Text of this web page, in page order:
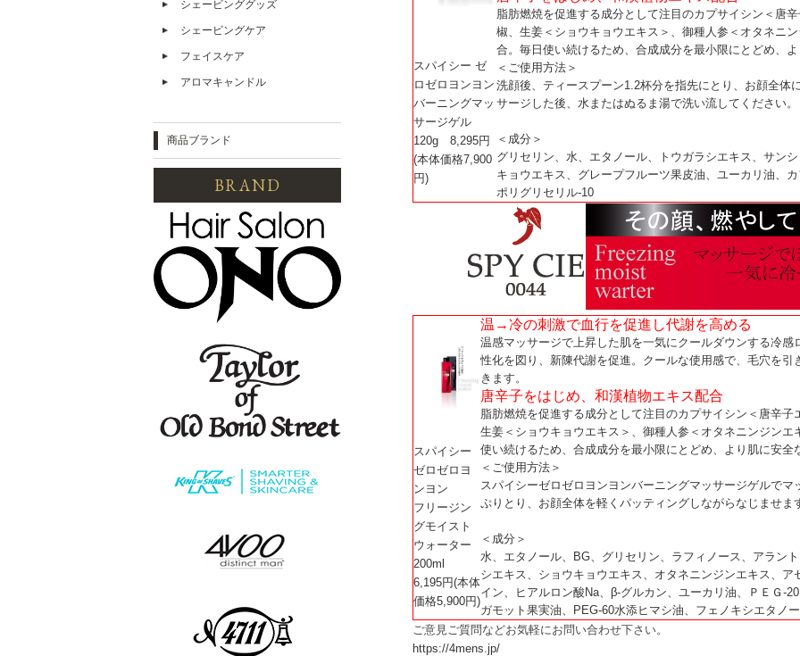
脂肪燃焼を促進する成分として注目のカプサイシン＜唐
椒、生姜＜ショウキョウエキス＞、御種人参＜オタネニ
合。毎日使い続けるため、合成成分を最小限にとどめ、
＜ご使用方法＞
洗顔後、ティースプーン1.2杯分を指先にとり、お顔全体
サージした後、水またはぬるま湯で洗い流してください。
＜成分＞
グリセリン、水、エタノール、トウガラシエキス、サン
キョウエキス、グレープフルーツ果皮油、ユーカリ油、
ポリグリセリル-10
スパイシー ゼ
ロゼロヨンヨン
バーニングマッ
サージゲル
120g 8,295円
(本体価格7,900
円)
温→冷の刺激で血行を促進し代謝を高める
温感マッサージで上昇した肌を一気にクールダウンする冷
性化を図り、新陳代謝を促進。クールな使用感で、毛穴を
きます。
唐辛子をはじめ、和漢植物エキス配合
脂肪燃焼を促進する成分として注目のカプサイシン＜唐辛
生姜＜ショウキョウエキス＞、御種人参＜オタネニンジン
使い続けるため、合成成分を最小限にとどめ、より肌に安全
＜ご使用方法＞
スパイシーゼロゼロヨンヨンバーニングマッサージゲルで
ぷりとり、お顔全体を軽くパッティングしながらなじませま
＜成分＞
水、エタノール、BG、グリセリン、ラフィノース、アラン
シエキス、ショウキョウエキス、オタネニンジンエキス、
イン、ヒアルロン酸Na、β-グルカン、ユーカリ油、ＰＥＧ-
ガモット果実油、PEG-60水添ヒマシ油、フェノキシエタノ
スパイシー
ゼロゼロヨ
ンヨン
フリージン
グモイスト
ウォーター
200ml
6,195円(本体
価格5,900円)
ご意見ご質問などお気軽にお問い合わせ下さい。
https://4mens.jp/
シェービンググッズ
シェービングケア
フェイスケア
アロマキャンドル
商品ブランド
BRAND